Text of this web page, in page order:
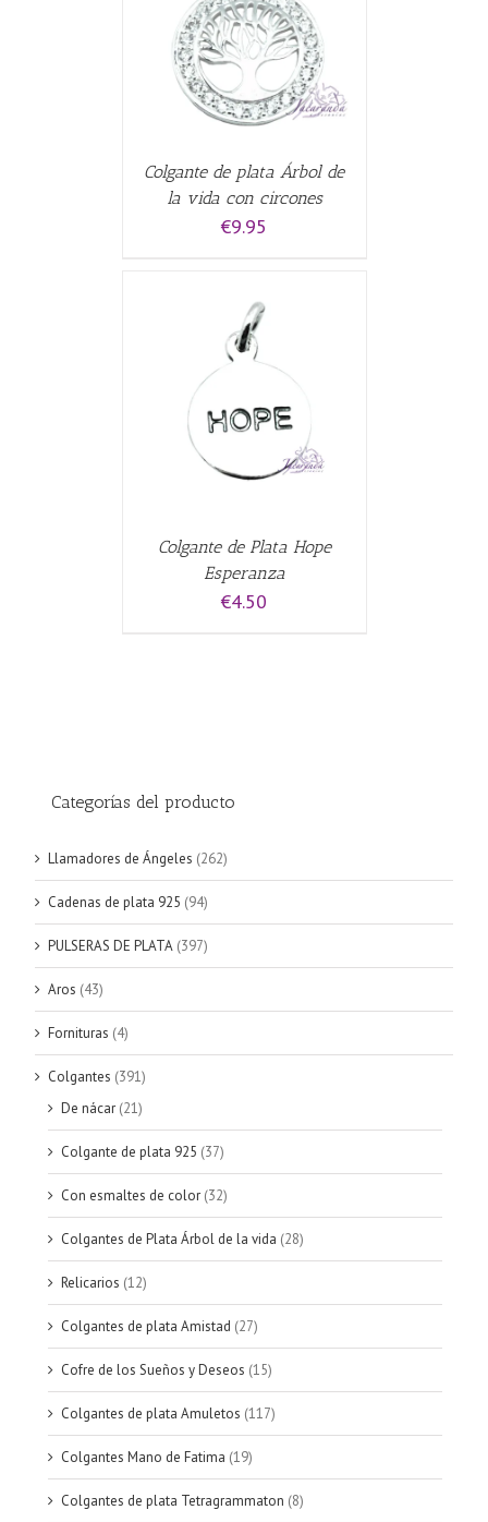
Colgante de plata Árbol de
la vida con circones
€9.95
Colgante de Plata Hope
Esperanza
€4.50
Categorías del producto
Llamadores de Ángeles (262)
Cadenas de plata 925 (94)
PULSERAS DE PLATA (397)
Aros (43)
Fornituras (4)
Colgantes (391)
De nácar (21)
Colgante de plata 925 (37)
Con esmaltes de color (32)
Colgantes de Plata Árbol de la vida (28)
Relicarios (12)
Colgantes de plata Amistad (27)
Cofre de los Sueños y Deseos (15)
Colgantes de plata Amuletos (117)
Colgantes Mano de Fatima (19)
Colgantes de plata Tetragrammaton (8)